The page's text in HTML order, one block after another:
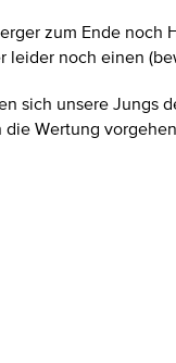
zum Ende
leider noch einen
sich unsere
Wertung